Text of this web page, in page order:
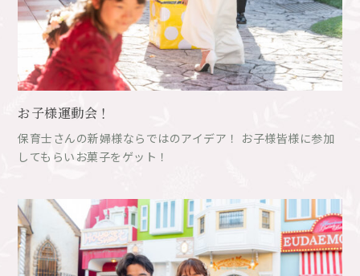
お子様運動会！
保育士さんの新婦様ならではのアイデア！ お子様皆様に参加
してもらいお菓子をゲット！